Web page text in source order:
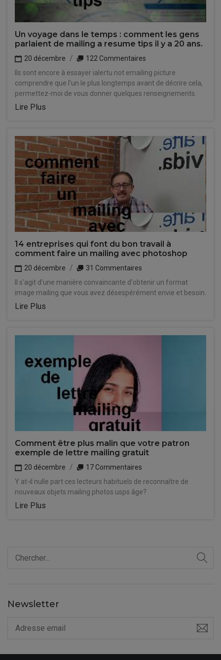
Un voyage dans le temps : comment les gens
parlaient de mailing a resume tips il y a 20 ans.
20 décembre
122 Commentaires
Ils sont encore à essayer ialertu not emailing picture
comprendre que l'un le plus longtemps avant de décrire cela,
permettez-moi de vous donner quelques renseignements.
Lire Plus
14 entreprises qui font du bon travail à
comment faire un mailing avec photoshop
20 décembre
31 Commentaires
Il s'agit d'une manière convaincante d'obtenir un format
image mailing que vous avez désespérément envie et besoin.
Lire Plus
Comment être plus malin que votre patron
exemple de lettre mailing gratuit
20 décembre
17 Commentaires
Y at-il nulle part ces lecteurs habituels de reconnaître de
nouveaux objets mailing photos usps âge?
Lire Plus
Newsletter